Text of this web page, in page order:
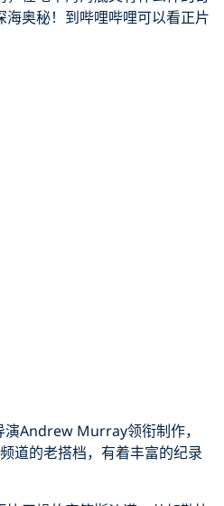
奥秘！到哔哩哔哩可以看正片
演Andrew Murray领衔制作，
道的老搭档，有着丰富的纪录